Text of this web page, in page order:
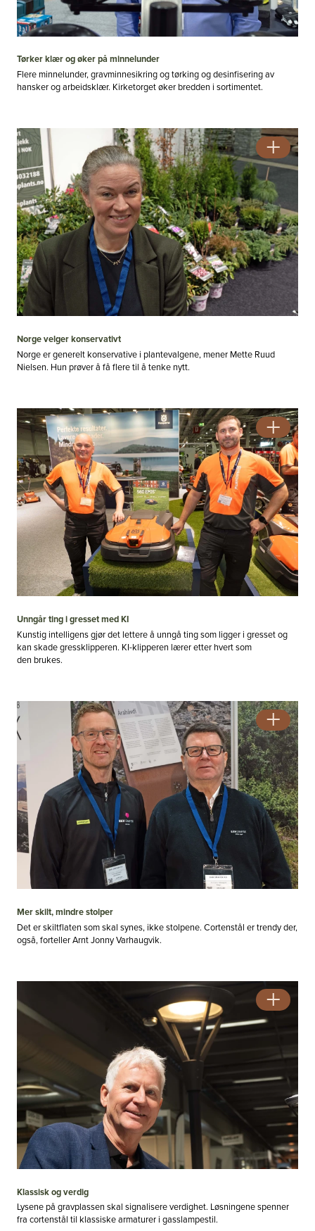
Tørker klær og øker på minnelunder
Flere minnelunder, gravminnesikring og tørking og desinfisering av
hansker og arbeidsklær. Kirketorget øker bredden i sortimentet.
Norge velger konservativt
Norge er generelt konservative i plantevalgene, mener Mette Ruud
Nielsen. Hun prøver å få flere til å tenke nytt.
Unngår ting i gresset med KI
Kunstig intelligens gjør det lettere å unngå ting som ligger i gresset og
kan skade gressklipperen. KI-klipperen lærer etter hvert som
den brukes.
Mer skilt, mindre stolper
Det er skiltflaten som skal synes, ikke stolpene. Cortenstål er trendy der,
også, forteller Arnt Jonny Varhaugvik.
Klassisk og verdig
Lysene på gravplassen skal signalisere verdighet. Løsningene spenner
fra cortenstål til klassiske armaturer i gasslampestil.